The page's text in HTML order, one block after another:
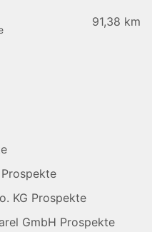
91,38 km
KG Prospekte
GmbH Prospekte